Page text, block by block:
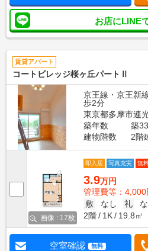
お店にLINE
賃貸アパート
コートビレッジ桜ヶ丘パートⅡ
京王線・京王新
歩2分
東京都多摩市連
築年数
築
建物階数
2階
画像 : 17枚
即入居 写真充実 無
3.9万円
管理費等：4,000
敷
なし 礼
2階
1K 19.8㎡
空室確認 無料